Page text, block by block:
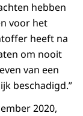
hebben
voor het
heeft na
om nooit
van een
beschadigd.”
2020,